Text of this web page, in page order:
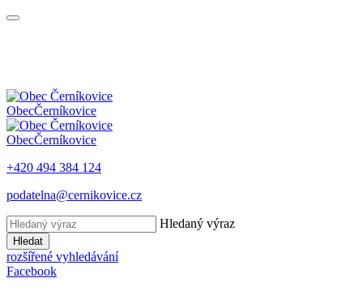
ObecČerníkovice
ObecČerníkovice
+420 494 384 124
podatelna@cernikovice.cz
Hledaný výraz
Hledat
rozšířené vyhledávání
Facebook